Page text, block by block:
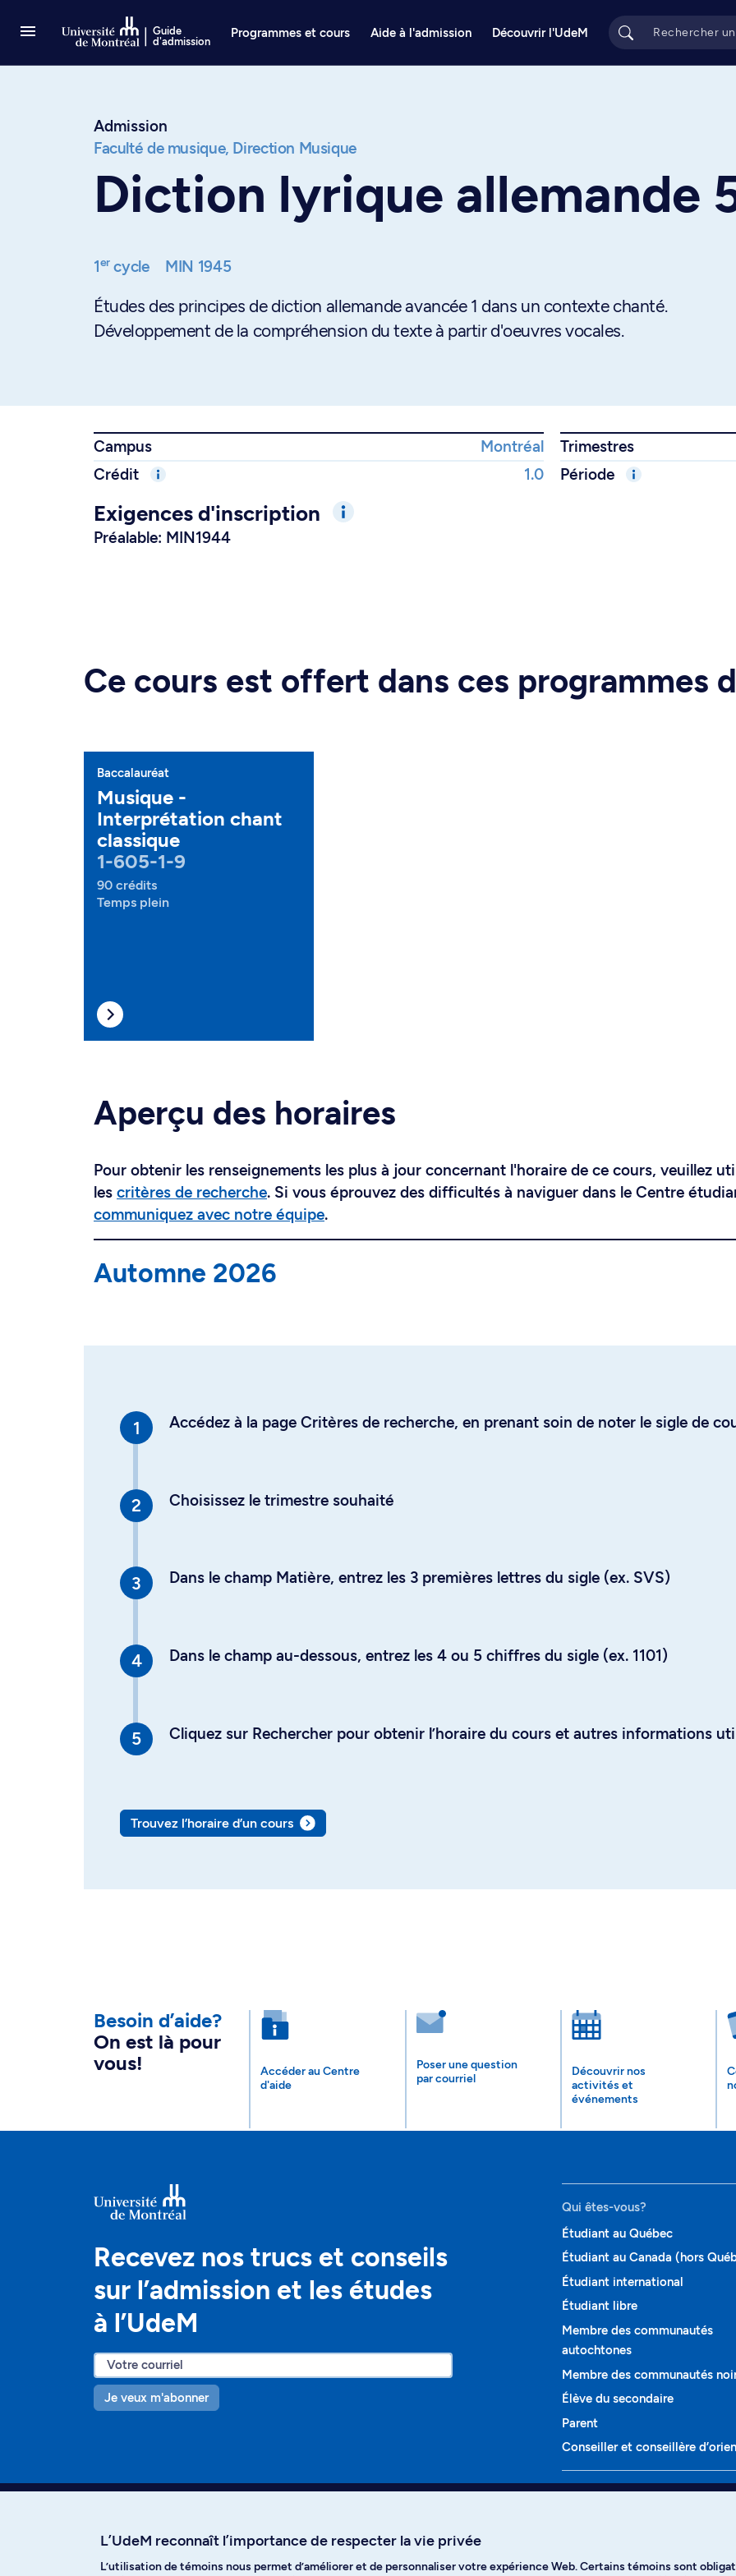
Guide
d'admission
Programmes et cours Aide à l'admission Découvrir l'UdeM
Admission
Faculté de musique, Direction Musique
Diction lyrique allemande
1ercycle MIN 1945
Études des principes de diction allemande avancée 1 dans un contexte chanté.
Développement de la compréhension du texte à partir d'oeuvres vocales.
Campus Montréal
Trimestres
Crédit
1.0 Période
Exigences d'inscription
Préalable: MIN1944
Ce cours est offert dans ces programmes
Baccalauréat
Musique -
Interprétation chant
classique
1-605-1-9
90 crédits
Temps plein
Aperçu des horaires
Pour obtenir les renseignements les plus à jour concernant l'horaire de ce cours, veuillez
les critères de recherche. Si vous éprouvez des difficultés à naviguer dans le Centre
communiquez avec notre équipe.
Automne 2026
Accédez à la page Critères de recherche, en prenant soin de noter le sigle de
Choisissez le trimestre souhaité
Dans le champ Matière, entrez les 3 premières lettres du sigle (ex. SVS)
Dans le champ au-dessous, entrez les 4 ou 5 chiffres du sigle (ex. 1101)
Cliquez sur Rechercher pour obtenir l’horaire du cours et autres informations
Trouvez l’horaire d’un cours
Besoin d’aide?
On est là pour
vous!
Accéder au Centre
d'aide
Poser une question
par courriel
Découvrir nos
activités et
événements
Recevez nos trucs et conseils
sur l’admission et les études
à l’UdeM
Je veux m'abonner
Qui êtes-vous?
Étudiant au Québec
Étudiant au Canada (hors
Étudiant international
Étudiant libre
Membre des communautés
autochtones
Membre des communautés
Élève du secondaire
Parent
Conseiller et conseillère
Programmes et cours
L’UdeM reconnaît l’importance de respecter la vie privée
L’utilisation de témoins nous permet d’améliorer et de personnaliser votre expérience Web. Certains témoins sont